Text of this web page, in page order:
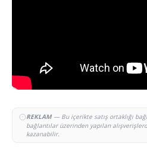
REKLAM— Bu içerikte satış ortaklığı
bağlantılar üzerinden yapılan
kazanabilir.